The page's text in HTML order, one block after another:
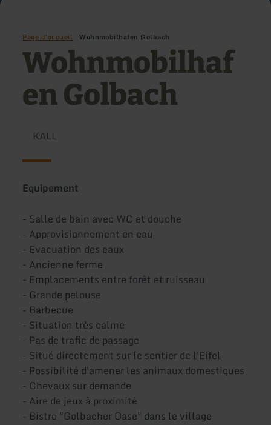
Page d'accueil Wohnmobilhafen Golbach
Wohnmobilhaf
en Golbach
KALL
Equipement
- Salle de bain avec WC et douche
- Approvisionnement en eau
- Evacuation des eaux
- Ancienne ferme
- Emplacements entre forêt et ruisseau
- Grande pelouse
- Barbecue
- Situation très calme
- Pas de trafic de passage
- Situé directement sur le sentier de l'Eifel
- Possibilité d'amener les animaux domestiques
- Chevaux sur demande
- Aire de jeux à proximité
- Bistro "Golbacher Oase" dans le village